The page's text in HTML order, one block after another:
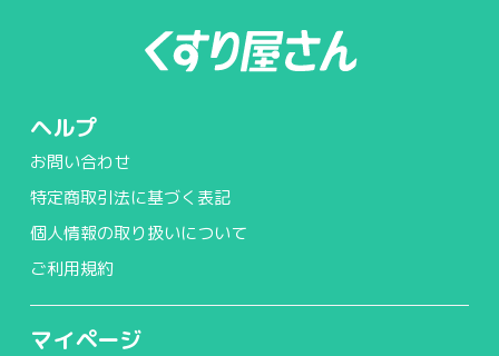
ヘルプ
お問い合わせ
特定商取引法に基づく表記
個人情報の取り扱いについて
ご利用規約
マイページ